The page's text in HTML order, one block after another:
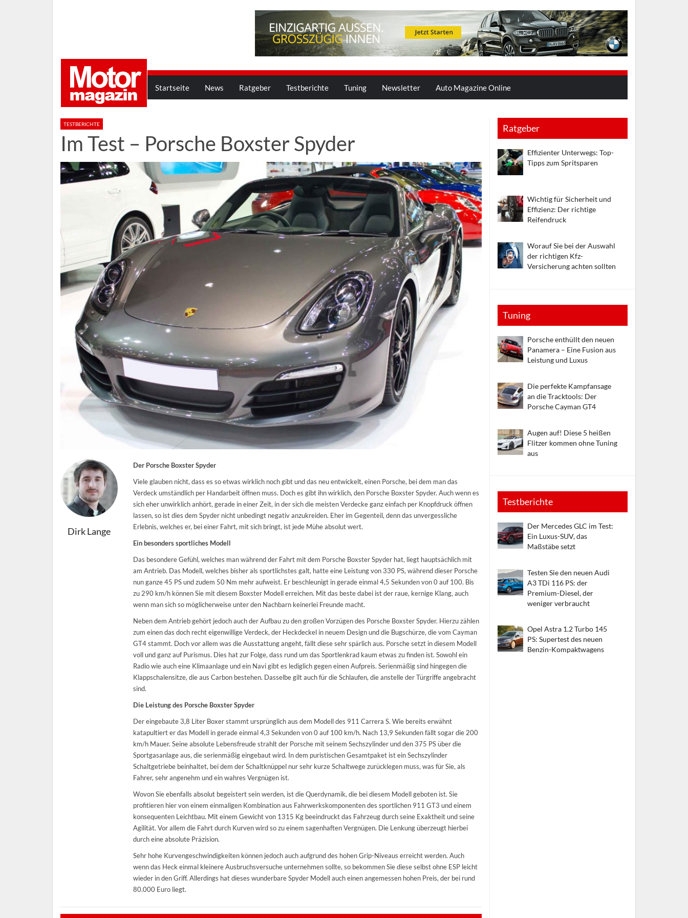
Startseite News Ratgeber Testberichte Tuning Newsletter Auto Magazine Online
TESTBERICHTE
Im Test – Porsche Boxster Spyder
Dirk Lange
Der Porsche Boxster Spyder
Viele glauben nicht, dass es so etwas wirklich noch gibt und das neu entwickelt, einen Porsche, bei dem man das
Verdeck umständlich per Handarbeit öffnen muss. Doch es gibt ihn wirklich, den Porsche Boxster Spyder. Auch wenn es
sich eher unwirklich anhört, gerade in einer Zeit, in der sich die meisten Verdecke ganz einfach per Knopfdruck öffnen
lassen, so ist dies dem Spyder nicht unbedingt negativ anzukreiden. Eher im Gegenteil, denn das unvergessliche
Erlebnis, welches er, bei einer Fahrt, mit sich bringt, ist jede Mühe absolut wert.
Ein besonders sportliches Modell
Das besondere Gefühl, welches man während der Fahrt mit dem Porsche Boxster Spyder hat, liegt hauptsächlich mit
am Antrieb. Das Modell, welches bisher als sportlichstes galt, hatte eine Leistung von 330 PS, während dieser Porsche
nun ganze 45 PS und zudem 50 Nm mehr aufweist. Er beschleunigt in gerade einmal 4,5 Sekunden von 0 auf 100. Bis
zu 290 km/h können Sie mit diesem Boxster Modell erreichen. Mit das beste dabei ist der raue, kernige Klang, auch
wenn man sich so möglicherweise unter den Nachbarn keinerlei Freunde macht.
Neben dem Antrieb gehört jedoch auch der Aufbau zu den großen Vorzügen des Porsche Boxster Spyder. Hierzu zählen
zum einen das doch recht eigenwillige Verdeck, der Heckdeckel in neuem Design und die Bugschürze, die vom Cayman
GT4 stammt. Doch vor allem was die Ausstattung angeht, fällt diese sehr spärlich aus. Porsche setzt in diesem Modell
voll und ganz auf Purismus. Dies hat zur Folge, dass rund um das Sportlenkrad kaum etwas zu finden ist. Sowohl ein
Radio wie auch eine Klimaanlage und ein Navi gibt es lediglich gegen einen Aufpreis. Serienmäßig sind hingegen die
Klappschalensitze, die aus Carbon bestehen. Dasselbe gilt auch für die Schlaufen, die anstelle der Türgriffe angebracht
sind.
Die Leistung des Porsche Boxster Spyder
Der eingebaute 3,8 Liter Boxer stammt ursprünglich aus dem Modell des 911 Carrera S. Wie bereits erwähnt
katapultiert er das Modell in gerade einmal 4,3 Sekunden von 0 auf 100 km/h. Nach 13,9 Sekunden fällt sogar die 200
km/h Mauer. Seine absolute Lebensfreude strahlt der Porsche mit seinem Sechszylinder und den 375 PS über die
Sportgasanlage aus, die serienmäßig eingebaut wird. In dem puristischen Gesamtpaket ist ein Sechszylinder
Schaltgetriebe beinhaltet, bei dem der Schaltknüppel nur sehr kurze Schaltwege zurücklegen muss, was für Sie, als
Fahrer, sehr angenehm und ein wahres Vergnügen ist.
Wovon Sie ebenfalls absolut begeistert sein werden, ist die Querdynamik, die bei diesem Modell geboten ist. Sie
profitieren hier von einem einmaligen Kombination aus Fahrwerkskomponenten des sportlichen 911 GT3 und einem
konsequenten Leichtbau. Mit einem Gewicht von 1315 Kg beeindruckt das Fahrzeug durch seine Exaktheit und seine
Agilität. Vor allem die Fahrt durch Kurven wird so zu einem sagenhaften Vergnügen. Die Lenkung überzeugt hierbei
durch eine absolute Präzision.
Sehr hohe Kurvengeschwindigkeiten können jedoch auch aufgrund des hohen Grip-Niveaus erreicht werden. Auch
wenn das Heck einmal kleinere Ausbruchsversuche unternehmen sollte, so bekommen Sie diese selbst ohne ESP leicht
wieder in den Griff. Allerdings hat dieses wunderbare Spyder Modell auch einen angemessen hohen Preis, der bei rund
80.000 Euro liegt.
Ratgeber
Effizienter Unterwegs: Top-
Tipps zum Spritsparen
Wichtig für Sicherheit und
Effizienz: Der richtige
Reifendruck
Worauf Sie bei der Auswahl
der richtigen Kfz-
Versicherung achten sollten
Tuning
Porsche enthüllt den neuen
Panamera – Eine Fusion aus
Leistung und Luxus
Die perfekte Kampfansage
an die Tracktools: Der
Porsche Cayman GT4
Augen auf! Diese 5 heißen
Flitzer kommen ohne Tuning
aus
Testberichte
Der Mercedes GLC im Test:
Ein Luxus-SUV, das
Maßstäbe setzt
Testen Sie den neuen Audi
A3 TDi 116 PS: der
Premium-Diesel, der
weniger verbraucht
Opel Astra 1.2 Turbo 145
PS: Supertest des neuen
Benzin-Kompaktwagens